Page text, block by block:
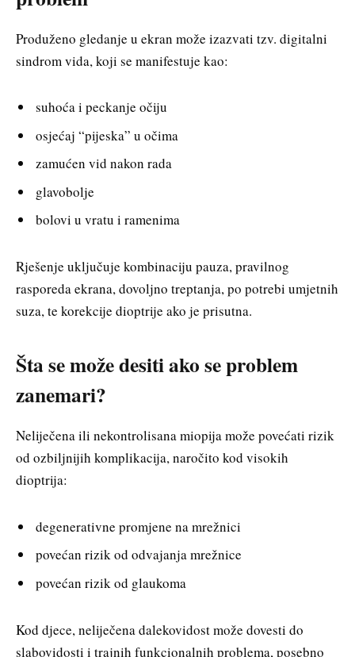
Produženo gledanje u ekran može izazvati tzv. digitalni
sindrom vida, koji se manifestuje kao:
suhoća i peckanje očiju
osjećaj “pijeska” u očima
zamućen vid nakon rada
glavobolje
bolovi u vratu i ramenima
Rješenje uključuje kombinaciju pauza, pravilnog
rasporeda ekrana, dovoljno treptanja, po potrebi umjetnih
suza, te korekcije dioptrije ako je prisutna.
Šta se može desiti ako se problem
zanemari?
Neliječena ili nekontrolisana miopija može povećati rizik
od ozbiljnijih komplikacija, naročito kod visokih
dioptrija:
degenerativne promjene na mrežnici
povećan rizik od odvajanja mrežnice
povećan rizik od glaukoma
Kod djece, neliječena dalekovidost može dovesti do
slabovidosti i trajnih funkcionalnih problema, posebno